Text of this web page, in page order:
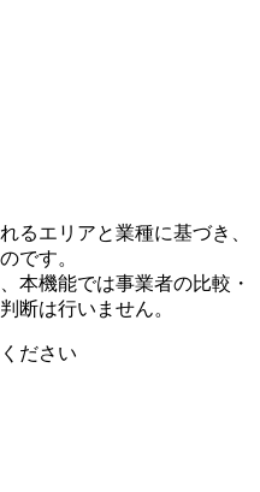
るエリアと業種に基づき、
です。
本機能では事業者の比較・
断は行いません。
ださい